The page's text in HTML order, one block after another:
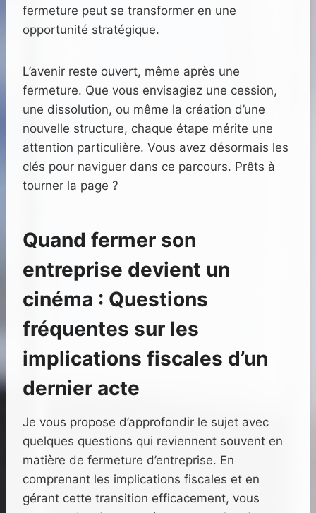
fermeture peut se transformer en une
opportunité stratégique.
L’avenir reste ouvert, même après une
fermeture. Que vous envisagiez une cession,
une dissolution, ou même la création d’une
nouvelle structure, chaque étape mérite une
attention particulière. Vous avez désormais les
clés pour naviguer dans ce parcours. Prêts à
tourner la page ?
Quand fermer son
entreprise devient un
cinéma : Questions
fréquentes sur les
implications fiscales d’un
dernier acte
Je vous propose d’approfondir le sujet avec
quelques questions qui reviennent souvent en
matière de fermeture d’entreprise. En
comprenant les implications fiscales et en
gérant cette transition efficacement, vous